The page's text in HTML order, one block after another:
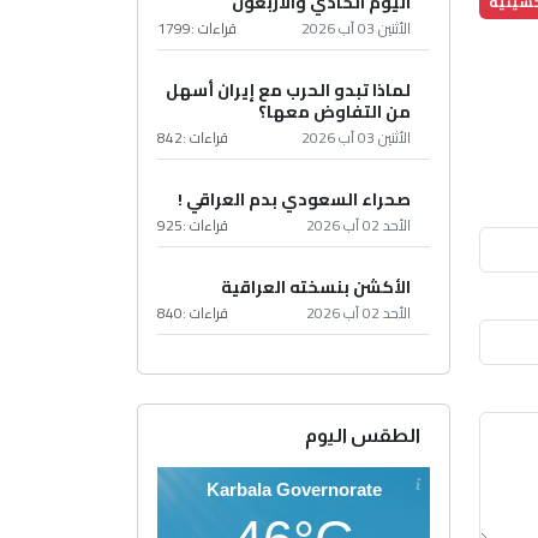
الأثنين 03 آب 2026 قراءات :1799
لماذا تبدو الحرب مع إيران أسهل
من التفاوض معها؟
الأثنين 03 آب 2026 قراءات :842
صحراء السعودي بدم العراقي !
الأحد 02 آب 2026 قراءات :925
الأكشن بنسخته العراقية
الأحد 02 آب 2026 قراءات :840
الطقس اليوم
Karbala Governorate